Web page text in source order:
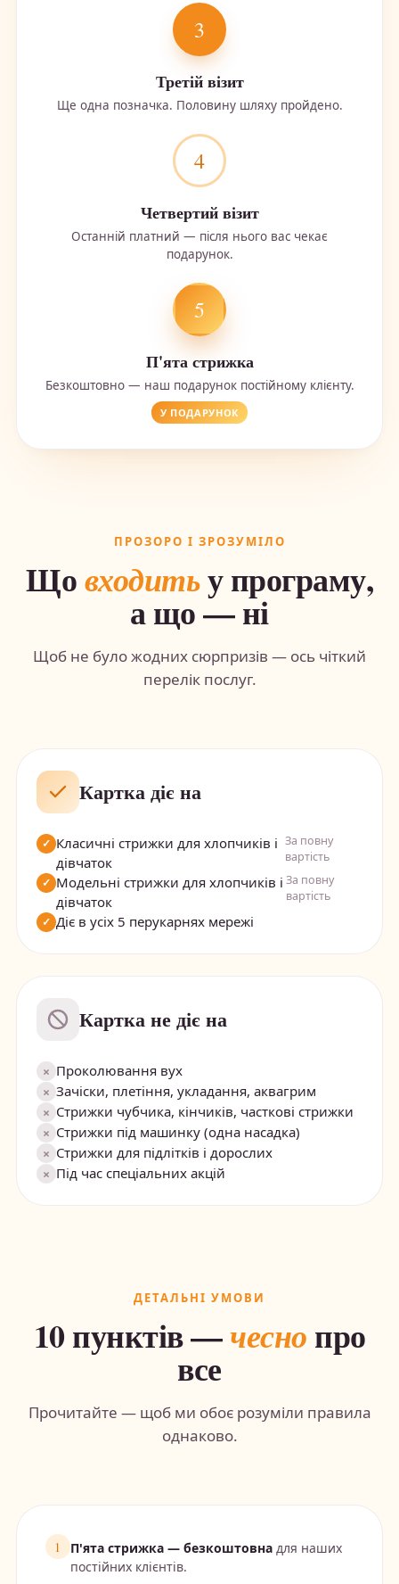
3
Третій візит
Ще одна позначка. Половину шляху пройдено.
4
Четвертий візит
Останній платний — після нього вас чекає
подарунок.
5
П'ята стрижка
Безкоштовно — наш подарунок постійному клієнту.
У ПОДАРУНОК
ПРОЗОРО І ЗРОЗУМІЛО
Щовходитьу програму,
а що — ні
Щоб не було жодних сюрпризів — ось чіткий
перелік послуг.
Картка діє на
✓ Класичні стрижки для хлопчиків і
дівчаток
За повну
вартість
✓ Модельні стрижки для хлопчиків і
дівчаток
За повну
вартість
✓ Діє в усіх 5 перукарнях мережі
Картка не діє на
× Проколювання вух
× Зачіски, плетіння, укладання, аквагрим
× Стрижки чубчика, кінчиків, часткові стрижки
× Стрижки під машинку (одна насадка)
× Стрижки для підлітків і дорослих
× Під час спеціальних акцій
ДЕТАЛЬНІ УМОВИ
10 пунктів —чеснопро
все
Прочитайте — щоб ми обоє розуміли правила
однаково.
1 П'ята стрижка — безкоштовнадля наших
постійних клієнтів.